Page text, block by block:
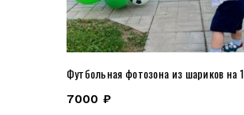
Футбольная фотозона из шариков на
7000 ₽